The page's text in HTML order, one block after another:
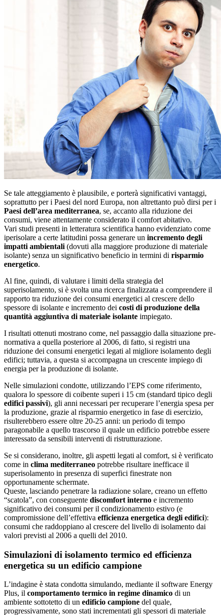
Se tale atteggiamento è plausibile, e porterà significativi vantaggi,
soprattutto per i Paesi del nord Europa, non altrettanto può dirsi per i
Paesi dell’area mediterranea, se, accanto alla riduzione dei
consumi, viene attentamente considerato il comfort abitativo.
Vari studi presenti in letteratura scientifica hanno evidenziato come
iperisolare a certe latitudini possa generare un incremento degli
impatti ambientali (dovuti alla maggiore produzione di materiale
isolante) senza un significativo beneficio in termini di risparmio
energetico.
Al fine, quindi, di valutare i limiti della strategia del
superisolamento, si è svolta una ricerca finalizzata a comprendere il
rapporto tra riduzione dei consumi energetici al crescere dello
spessore di isolante e incremento dei costi di produzione della
quantità aggiuntiva di materiale isolante impiegato.
I risultati ottenuti mostrano come, nel passaggio dalla situazione pre-
normativa a quella posteriore al 2006, di fatto, si registri una
riduzione dei consumi energetici legati al migliore isolamento degli
edifici; tuttavia, a questa si accompagna un crescente impiego di
energia per la produzione di isolante.
Nelle simulazioni condotte, utilizzando l’EPS come riferimento,
qualora lo spessore di coibente superi i 15 cm (standard tipico degli
edifici passivi), gli anni necessari per recuperare l’energia spesa per
la produzione, grazie al risparmio energetico in fase di esercizio,
risulterebbero essere oltre 20-25 anni: un periodo di tempo
paragonabile a quello trascorso il quale un edificio potrebbe essere
interessato da sensibili interventi di ristrutturazione.
Se si considerano, inoltre, gli aspetti legati al comfort, si è verificato
come in clima mediterraneo potrebbe risultare inefficace il
superisolamento in presenza di superfici finestrate non
opportunamente schermate.
Queste, lasciando penetrare la radiazione solare, creano un effetto
“scatola”, con conseguente discomfort interno e incremento
significativo dei consumi per il condizionamento estivo (e
compromissione dell’effettiva efficienza energetica degli edifici):
consumi che raddoppiano al crescere del livello di isolamento dai
valori previsti al 2006 a quelli del 2010.
Simulazioni di isolamento termico ed efficienza
energetica su un edificio campione
L’indagine è stata condotta simulando, mediante il software Energy
Plus, il comportamento termico in regime dinamico di un
ambiente sottotetto di un edificio campione del quale,
progressivamente, sono stati incrementati gli spessori di materiale